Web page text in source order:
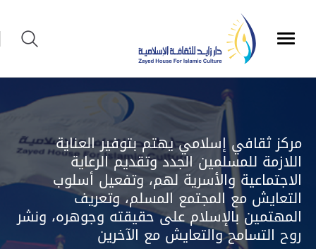
مركز ثقافي إسلامي يهتم بتوفير العناية
اللازمة للمسلمين الجدد وتقديم الرعاية
الاجتماعية والأسرية لهم، وتفعيل أسلوب
التعايش مع المجتمع المسلم، وتعريف
المهتمين بالإسلام على حقيقته وجوهره، ونشر
روح التسامح والتعايش مع الآخرين
إصدارات الثقافة الإسلامية
تتيح خدمة إصدارات الثقافة الإسلامية إمكانية
الحصول على إصدارات متنوعة للتعريف بالثقافة
الإسلامية باللغات
برنامج الثقافة الإسلامية
يعرّفك هذا البرنامج على أساسيات الثقافة
الإسلامية وقيمها الكونية السّاعية إلى ترسيخ
مبادئ الوسطية والاعتدال والتسامح